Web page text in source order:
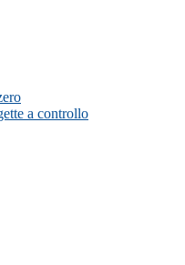
a controllo